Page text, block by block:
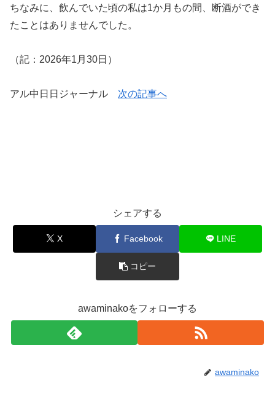
ちなみに、飲んでいた頃の私は1か月もの間、断酒ができ
たことはありませんでした。
（記：2026年1月30日）
アル中日日ジャーナル 次の記事へ
シェアする
X Facebook LINE
コピー
awaminakoをフォローする
awaminako